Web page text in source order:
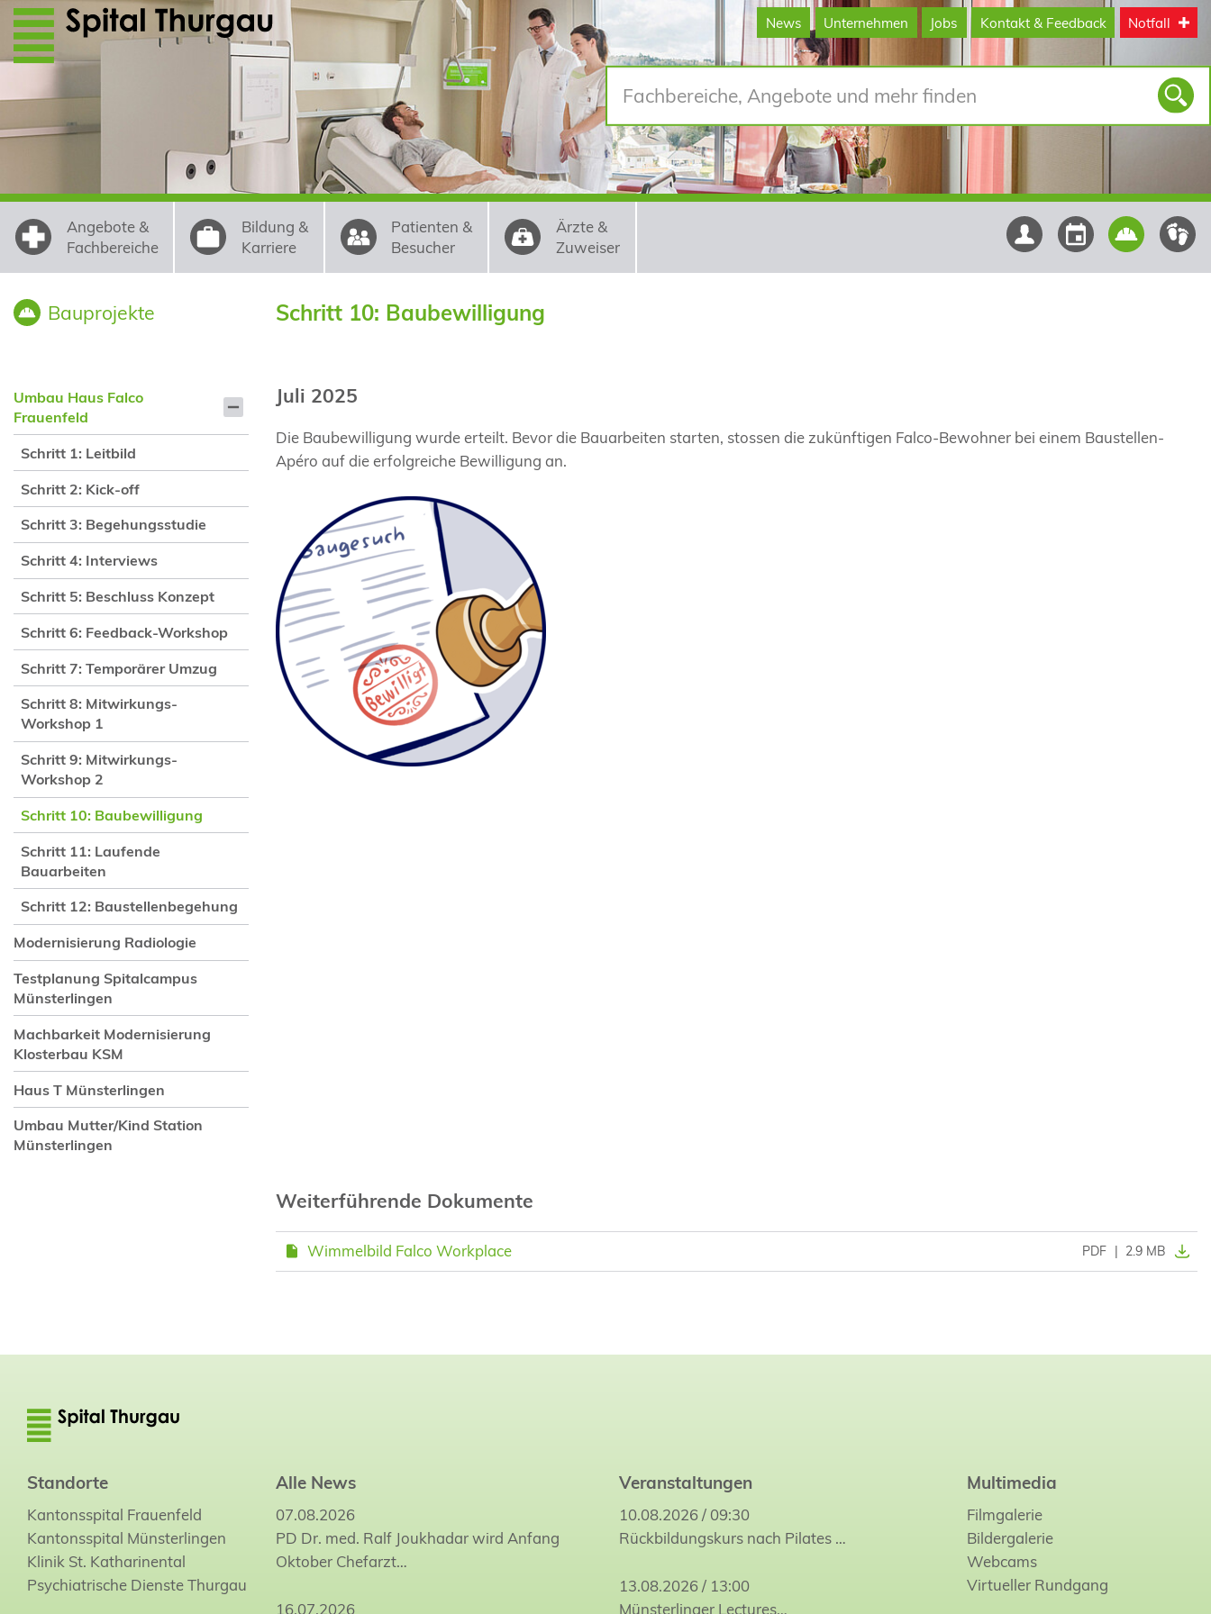
Direkt zum Inhalt
News Unternehmen Jobs Kontakt & Feedback Notfall
Angebote &
Fachbereiche
Bildung &
Karriere
Patienten &
Besucher
Ärzte &
Zuweiser
Bauprojekte
Umbau Haus Falco
Frauenfeld
Schritt 1: Leitbild
Schritt 2: Kick-off
Schritt 3: Begehungsstudie
Schritt 4: Interviews
Schritt 5: Beschluss Konzept
Schritt 6: Feedback-Workshop
Schritt 7: Temporärer Umzug
Schritt 8: Mitwirkungs-
Workshop 1
Schritt 9: Mitwirkungs-
Workshop 2
Schritt 10: Baubewilligung
Schritt 11: Laufende
Bauarbeiten
Schritt 12: Baustellenbegehung
Modernisierung Radiologie
Testplanung Spitalcampus
Münsterlingen
Machbarkeit Modernisierung
Klosterbau KSM
Haus T Münsterlingen
Umbau Mutter/Kind Station
Münsterlingen
Schritt 10: Baubewilligung
Juli 2025
Die Baubewilligung wurde erteilt. Bevor die Bauarbeiten starten, stossen die zukünftigen Falco-Bewohner bei einem Baustellen-
Apéro auf die erfolgreiche Bewilligung an.
Weiterführende Dokumente
Wimmelbild Falco Workplace PDF | 2.9 MB
Standorte
Kantonsspital Frauenfeld
Kantonsspital Münsterlingen
Klinik St. Katharinental
Psychiatrische Dienste Thurgau
Alle News
07.08.2026
PD Dr. med. Ralf Joukhadar wird Anfang
Oktober Chefarzt…
16.07.2026
Veranstaltungen
10.08.2026 / 09:30
Rückbildungskurs nach Pilates…
13.08.2026 / 13:00
Münsterlinger Lectures…
Multimedia
Filmgalerie
Bildergalerie
Webcams
Virtueller Rundgang